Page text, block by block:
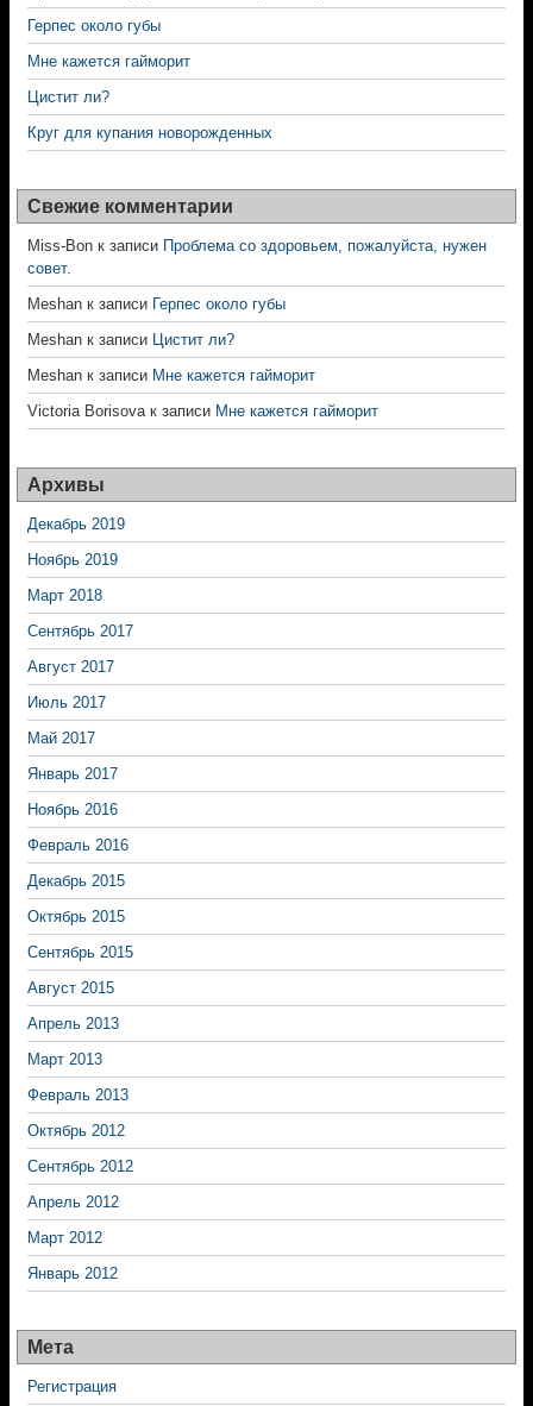
Герпес около губы
Мне кажется гайморит
Цистит ли?
Круг для купания новорожденных
Свежие комментарии
Miss-Bon к записи Проблема со здоровьем, пожалуйста, нужен
совет.
Meshan к записи Герпес около губы
Meshan к записи
Цистит ли?
Meshan к записи Мне кажется гайморит
Victoria Borisova к записи Мне кажется гайморит
Архивы
Декабрь 2019
Ноябрь 2019
Март 2018
Сентябрь 2017
Август 2017
Июль 2017
Май 2017
Январь 2017
Ноябрь 2016
Февраль 2016
Декабрь 2015
Октябрь 2015
Сентябрь 2015
Август 2015
Апрель 2013
Март 2013
Февраль 2013
Октябрь 2012
Сентябрь 2012
Апрель 2012
Март 2012
Январь 2012
Мета
Регистрация